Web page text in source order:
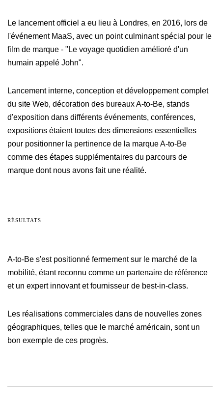
Le lancement officiel a eu lieu à Londres, en 2016, lors de
l'événement MaaS, avec un point culminant spécial pour le
film de marque - "Le voyage quotidien amélioré d'un
humain appelé John".
Lancement interne, conception et développement complet
du site Web, décoration des bureaux A-to-Be, stands
d'exposition dans différents événements, conférences,
expositions étaient toutes des dimensions essentielles
pour positionner la pertinence de la marque A-to-Be
comme des étapes supplémentaires du parcours de
marque dont nous avons fait une réalité.
RÉSULTATS
A-to-Be s'est positionné fermement sur le marché de la
mobilité, étant reconnu comme un partenaire de référence
et un expert innovant et fournisseur de best-in-class.
Les réalisations commerciales dans de nouvelles zones
géographiques, telles que le marché américain, sont un
bon exemple de ces progrès.